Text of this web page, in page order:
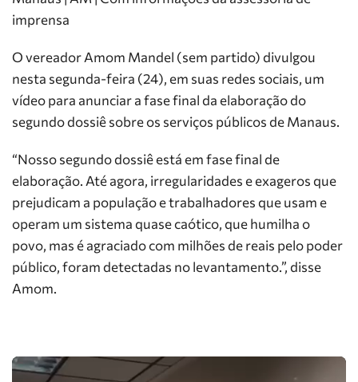
imprensa
O vereador Amom Mandel (sem partido) divulgou
nesta segunda-feira (24), em suas redes sociais, um
vídeo para anunciar a fase final da elaboração do
segundo dossiê sobre os serviços públicos de Manaus.
“Nosso segundo dossiê está em fase final de
elaboração. Até agora, irregularidades e exageros que
prejudicam a população e trabalhadores que usam e
operam um sistema quase caótico, que humilha o
povo, mas é agraciado com milhões de reais pelo poder
público, foram detectadas no levantamento.”, disse
Amom.